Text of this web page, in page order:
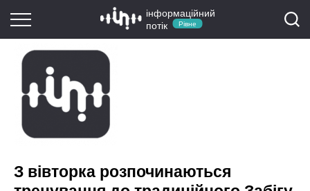
інформаційний
потік
Рівне
З вівторка розпочинаються